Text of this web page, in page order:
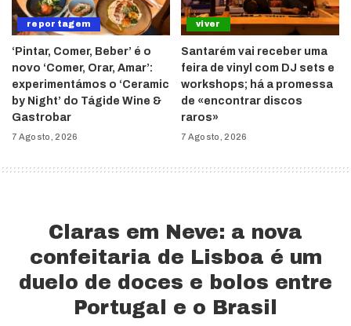
reportagem
‘Pintar, Comer, Beber’ é o
novo ‘Comer, Orar, Amar’:
experimentámos o ‘Ceramic
by Night’ do Tágide Wine &
Gastrobar
7 Agosto, 2026
viver
Santarém vai receber uma
feira de vinyl com DJ sets e
workshops; há a promessa
de «encontrar discos
raros»
7 Agosto, 2026
Claras em Neve: a nova
confeitaria de Lisboa é um
duelo de doces e bolos entre
Portugal e o Brasil